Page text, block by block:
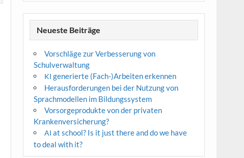
Neueste Beiträge
Vorschläge zur Verbesserung von
Schulverwaltung
KI generierte (Fach-)Arbeiten erkennen
Herausforderungen bei der Nutzung von
Sprachmodellen im Bildungssystem
Vorsorgeprodukte von der privaten
Krankenversicherung?
AI at school? Is it just there and do we have
to deal with it?